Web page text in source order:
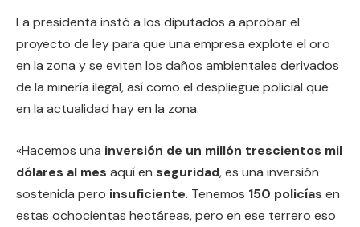
La presidenta instó a los diputados a aprobar el
proyecto de ley para que una empresa explote el oro
en la zona y se eviten los daños ambientales derivados
de la minería ilegal, así como el despliegue policial que
en la actualidad hay en la zona.
«Hacemos una inversión de un millón trescientos mil
dólares al mes aquí en seguridad, es una inversión
sostenida pero insuficiente. Tenemos 150 policías en
estas ochocientas hectáreas, pero en ese terrero eso